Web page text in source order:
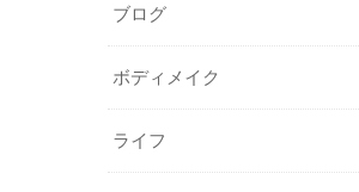
ブログ
ボディメイク
ライフ